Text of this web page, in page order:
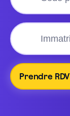
Prendre RDV